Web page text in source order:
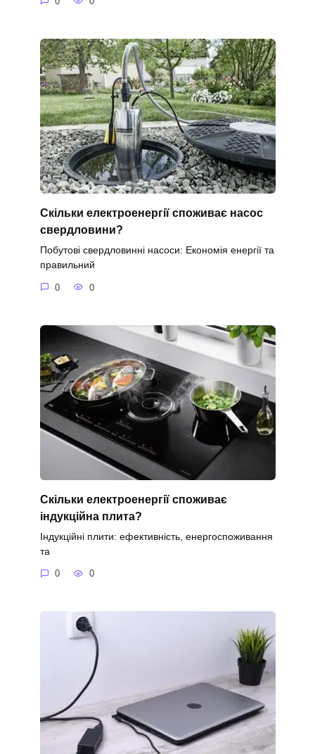
Скільки електроенергії споживає насос
свердловини?
Побутові свердловинні насоси: Економія енергії та
правильний
0 0
Скільки електроенергії споживає
індукційна плита?
Індукційні плити: ефективність, енергоспоживання
та
0 0